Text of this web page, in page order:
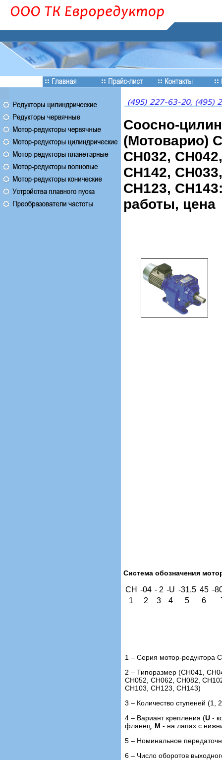
Соосно-
(Мотоварио)
CH032,
CH142,
CH123,
работы, цена
Система обозначения
CH -04 - 2 -U -31,5 45 -
1
2 3 4 5 6
1 – Серия мотор-редуктора
2 – Типоразмер (CH041,
CH052, CH062, CH082,
CH103, CH123, CH143)
3 – Количество ступеней (1,
4 – Вариант крепления (U -
фланец, М - на лапах с
5 – Номинальное
6 – Число оборотов